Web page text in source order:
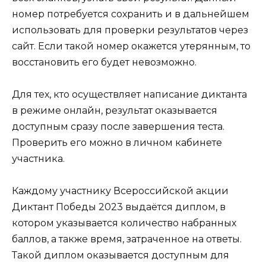
номер потребуется сохранить и в дальнейшем
использовать для проверки результатов через
сайт. Если такой номер окажется утерянным, то
восстановить его будет невозможно.
Для тех, кто осуществляет написание диктанта
в режиме онлайн, результат оказывается
доступным сразу после завершения теста.
Проверить его можно в личном кабинете
участника.
Каждому участнику Всероссийской акции
Диктант Победы 2023 выдаётся диплом, в
котором указывается количество набранных
баллов, а также время, затраченное на ответы.
Такой диплом оказывается доступным для